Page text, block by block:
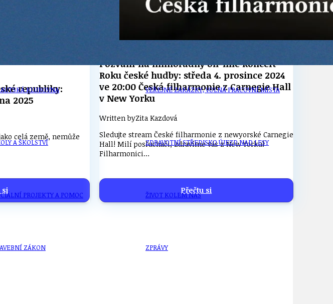
KLUBOVNA
A ŠKOLSTVÍ
PROJEKTY A POMOC
ZÁKON
VEŘEJNÉ ZAKÁZKY, VOLNÁ PRACOVNÍ MÍSTA
ZDRAVOTNÍ STŘEDISKO ÚJEZD NAD LESY
ŽIVOT KOLEM NÁS
ZPRÁVY
republiky:
2025
celá země, nemůže
si
Pozvání na mimořádný on-line koncert
Roku české hudby: středa 4. prosince 2024
ve 20:00 Česká filharmonie z Carnegie Hall
v New Yorku
Written byZita Kazdová
Sledujte stream České filharmonie z newyorské Carnegie
Hall! Milí posluchači, zdravíme vás z New Yorku!
Filharmonici…
Přečtu si